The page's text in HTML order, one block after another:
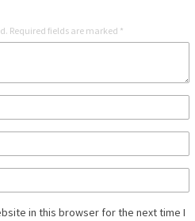
Required fields are marked *
in this browser for the next time I